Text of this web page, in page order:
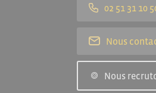
02 51 31 10
Nous
Nous